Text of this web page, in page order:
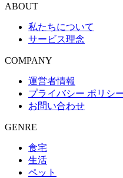
ABOUT
私たちについて
サービス理念
COMPANY
運営者情報
プライバシー ポリシ
お問い合わせ
GENRE
食宅
生活
ペット